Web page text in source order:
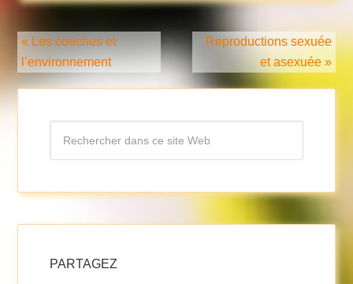
« Les couches et
l’environnement
Reproductions sexuée
et asexuée »
PARTAGEZ